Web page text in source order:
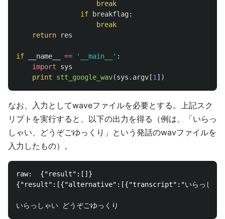
break
if
breakflag:
break
return
res
if __name__ == ' __main__ ' :
import
sys
print
stt_google_wav(sys . argv [1 ])
なお、入力としてwaveファイルを必要とする。上記スク
リプトを実行すると、以下の出力を得る（例は、「いらっ
しゃい、どうぞごゆっくり」という発話のwavファイルを
入力したもの）。
raw:  {"result":[]}
{"result":[{"alternative":[{"transcript":"いらっしゃい ど